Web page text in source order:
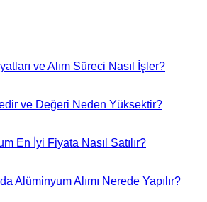
ve Alım Süreci Nasıl İşler?
ve Değeri Neden Yüksektir?
En İyi Fiyata Nasıl Satılır?
Alüminyum Alımı Nerede Yapılır?